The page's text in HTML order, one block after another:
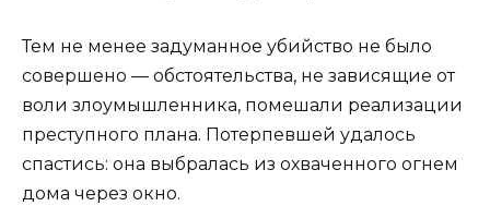
Тем не менее задуманное убийство не было
совершено — обстоятельства, не зависящие от
воли злоумышленника, помешали реализации
преступного плана. Потерпевшей удалось
спастись: она выбралась из охваченного огнем
дома через окно.